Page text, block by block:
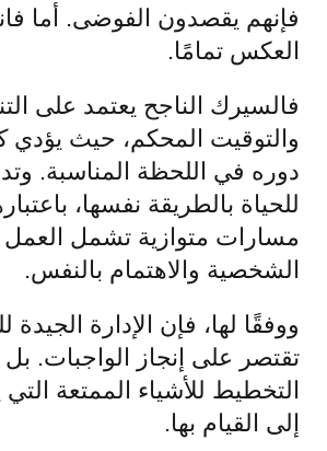
فإنهم يقصدون الفوضى. أما
العكس تمامًا.
فالسيرك الناجح يعتمد على
والتوقيت المحكم، حيث
دوره في اللحظة المناسبة.
للحياة بالطريقة نفسها،
مسارات متوازية تشمل العمل
الشخصية والاهتمام بالنفس.
ووفقًا لها، فإن الإدارة الجيدة
تقتصر على إنجاز الواجبات.
التخطيط للأشياء الممتعة التي
إلى القيام بها.